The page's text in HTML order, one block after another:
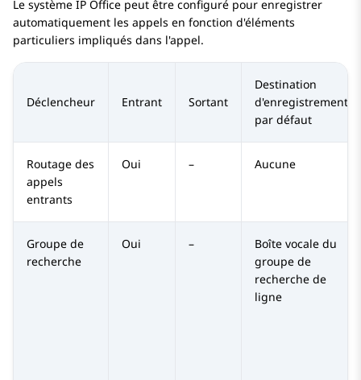
Le système IP Office peut être configuré pour enregistrer
automatiquement les appels en fonction d'éléments
particuliers impliqués dans l'appel.
Déclencheur Entrant Sortant
Destination
d'enregistrement
par défaut
Routage des
appels
entrants
Oui – Aucune
Groupe de
recherche
Oui –
Boîte vocale du
groupe de
recherche de
ligne